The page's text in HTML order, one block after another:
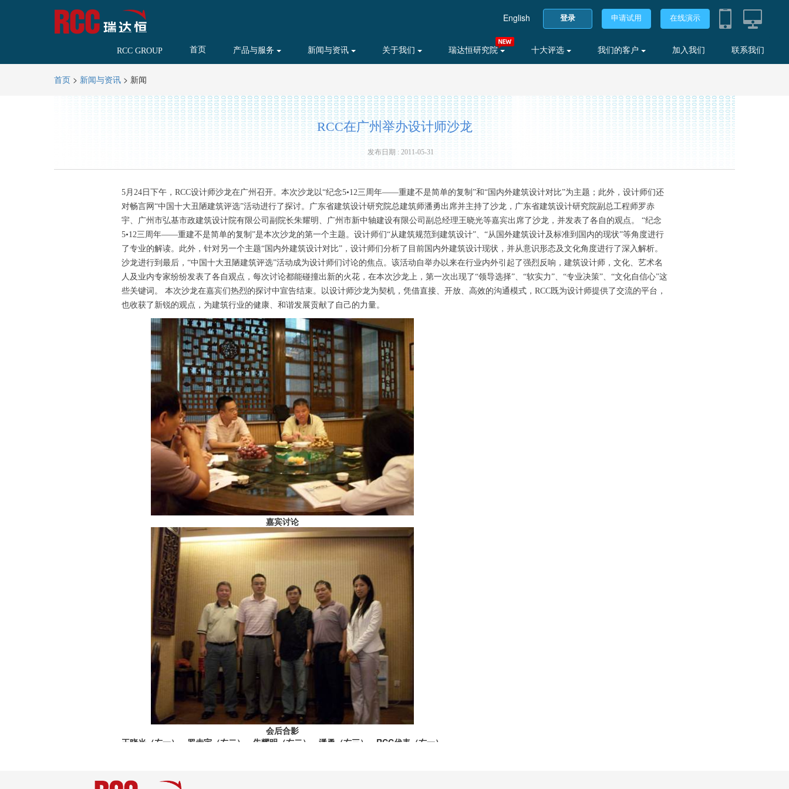
English 登录 申请试用 在线演示
RCC GROUP 首页 产品与服务 新闻与资讯 关于我们 瑞达恒研究院 十大评选 我们的客户 加入我们 联系我们
首页 > 新闻与资讯 > 新闻
RCC在广州举办设计师沙龙
发布日期 : 2011-05-31
5月24日下午，RCC设计师沙龙在广州召开。本次沙龙以“纪念5•12三周年——重建不是简单的复制”和“国内外建筑设计对比”为主题；此外，设计师们还
对畅言网“中国十大丑陋建筑评选”活动进行了探讨。广东省建筑设计研究院总建筑师潘勇出席并主持了沙龙，广东省建筑设计研究院副总工程师罗赤
宇、广州市弘基市政建筑设计院有限公司副院长朱耀明、广州市新中轴建设有限公司副总经理王晓光等嘉宾出席了沙龙，并发表了各自的观点。 “纪念
5•12三周年——重建不是简单的复制”是本次沙龙的第一个主题。设计师们“从建筑规范到建筑设计”、“从国外建筑设计及标准到国内的现状”等角度进行
了专业的解读。此外，针对另一个主题“国内外建筑设计对比”，设计师们分析了目前国内外建筑设计现状，并从意识形态及文化角度进行了深入解析。
沙龙进行到最后，“中国十大丑陋建筑评选”活动成为设计师们讨论的焦点。该活动自举办以来在行业内外引起了强烈反响，建筑设计师，文化、艺术名
人及业内专家纷纷发表了各自观点，每次讨论都能碰撞出新的火花，在本次沙龙上，第一次出现了“领导选择”、“软实力”、“专业决策”、“文化自信心”这
些关键词。 本次沙龙在嘉宾们热烈的探讨中宣告结束。以设计师沙龙为契机，凭借直接、开放、高效的沟通模式，RCC既为设计师提供了交流的平台，
也收获了新锐的观点，为建筑行业的健康、和谐发展贡献了自己的力量。
嘉宾讨论
会后合影
王晓光（左一）、罗赤宇（左二）、朱耀明（右二）、潘勇（右三）、RCC代表（右一）